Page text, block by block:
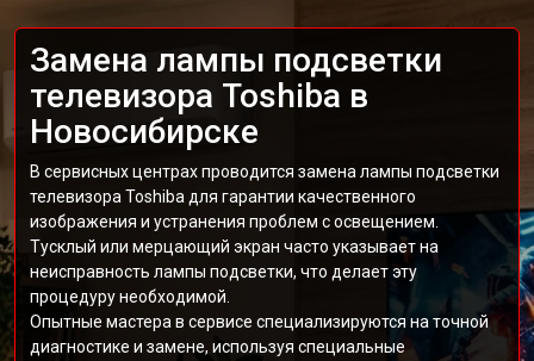
Замена лампы подсветки
телевизора Toshiba в
Новосибирске
В сервисных центрах проводится замена лампы подсветки
телевизора Toshiba для гарантии качественного
изображения и устранения проблем с освещением.
Тусклый или мерцающий экран часто указывает на
неисправность лампы подсветки, что делает эту
процедуру необходимой.
Опытные мастера в сервисе специализируются на точной
диагностике и замене, используя специальные